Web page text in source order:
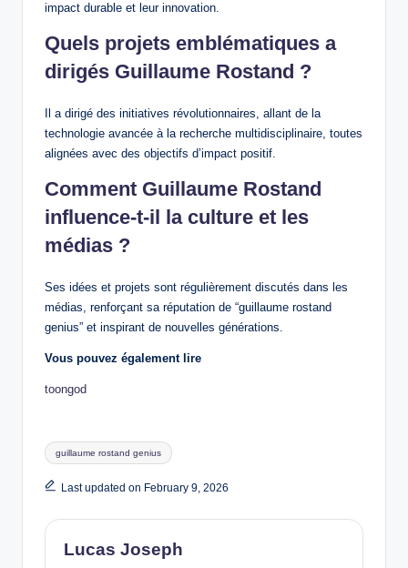
impact durable et leur innovation.
Quels projets emblématiques a
dirigés Guillaume Rostand ?
Il a dirigé des initiatives révolutionnaires, allant de la
technologie avancée à la recherche multidisciplinaire, toutes
alignées avec des objectifs d’impact positif.
Comment Guillaume Rostand
influence-t-il la culture et les
médias ?
Ses idées et projets sont régulièrement discutés dans les
médias, renforçant sa réputation de “guillaume rostand
genius” et inspirant de nouvelles générations.
Vous pouvez également lire
toongod
Tags:
guillaume rostand genius
Last updated on February 9, 2026
Lucas Joseph